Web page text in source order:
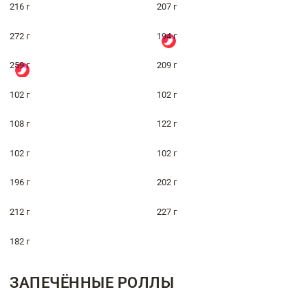
216 г 207 г
272 г 194 г
259 г 209 г
102 г 102 г
108 г 122 г
102 г 102 г
196 г 202 г
212 г 227 г
182 г
ЗАПЕЧЁННЫЕ РОЛЛЫ